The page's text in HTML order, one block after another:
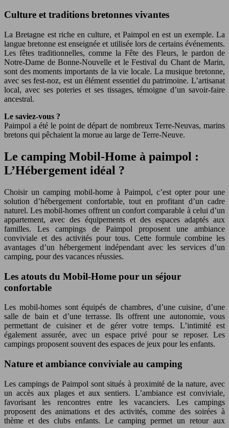
Culture et traditions bretonnes vivantes
La Bretagne est riche en culture, et Paimpol en est un exemple. La
langue bretonne est enseignée et utilisée lors de certains événements.
Les fêtes traditionnelles, comme la Fête des Fleurs, le pardon de
Notre-Dame de Bonne-Nouvelle et le Festival du Chant de Marin,
sont des moments importants de la vie locale. La musique bretonne,
avec ses fest-noz, est un élément essentiel du patrimoine. L’artisanat
local, avec ses poteries et ses tissages, témoigne d’un savoir-faire
ancestral.
Le saviez-vous ?
Paimpol a été le point de départ de nombreux Terre-Neuvas, marins
bretons qui pêchaient la morue au large de Terre-Neuve.
Le camping Mobil-Home à paimpol :
L’Hébergement idéal ?
Choisir un camping mobil-home à Paimpol, c’est opter pour une
solution d’hébergement confortable, tout en profitant d’un cadre
naturel. Les mobil-homes offrent un confort comparable à celui d’un
appartement, avec des équipements et des espaces adaptés aux
familles. Les campings de Paimpol proposent une ambiance
conviviale et des activités pour tous. Cette formule combine les
avantages d’un hébergement indépendant avec les services d’un
camping, pour des vacances réussies.
Les atouts du Mobil-Home pour un séjour
confortable
Les mobil-homes sont équipés de chambres, d’une cuisine, d’une
salle de bain et d’une terrasse. Ils offrent une autonomie, vous
permettant de cuisiner et de gérer votre temps. L’intimité est
également assurée, avec un espace privé pour se reposer. Les
campings proposent souvent des espaces de jeux pour les enfants.
Nature et ambiance conviviale au camping
Les campings de Paimpol sont situés à proximité de la nature, avec
un accès aux plages et aux sentiers. L’ambiance est conviviale,
favorisant les rencontres entre les vacanciers. Les campings
proposent des animations et des activités, comme des soirées à
thème et des clubs enfants. Le camping permet un retour aux